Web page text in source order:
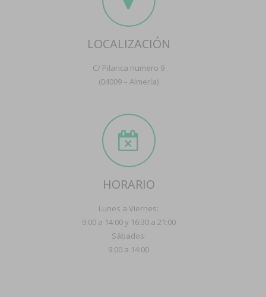
LOCALIZACIÓN
C/ Pilarica numero 9
(04009 – Almería)
HORARIO
Lunes a Viernes:
9:00 a 14:00 y 16:30 a 21:00
Sábados:
9:00 a 14:00